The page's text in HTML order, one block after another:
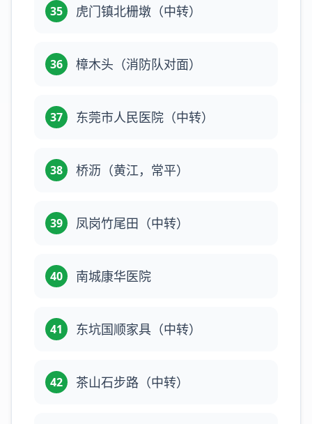
35 虎门镇北栅墩（中转）
36 樟木头（消防队对面）
37 东莞市人民医院（中转）
38 桥沥（黄江，常平）
39 凤岗竹尾田（中转）
40 南城康华医院
41 东坑国顺家具（中转）
42 茶山石步路（中转）